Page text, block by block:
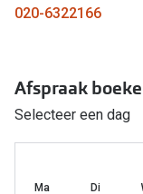
Soorten brillen
Multifocale bril
Blauw-violet licht bril
020-6322166
Afspraak
Selecteer een dag
Ma Di